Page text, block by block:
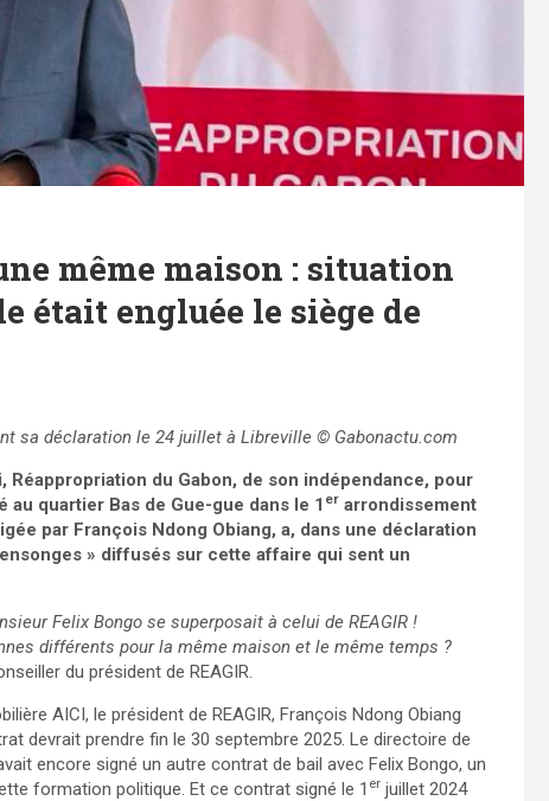
même maison : situation
était engluée le siège de
sa déclaration le 24 juillet à Libreville © Gabonactu.com
du Gabon, de son indépendance, pour
quartier Bas de Gue-gue dans le 1 er arrondissement
par François Ndong Obiang, a, dans une déclaration
» diffusés sur cette affaire qui sent un
Felix Bongo se superposait à celui de REAGIR !
différents pour la même maison et le même temps ?
du président de REAGIR.
AICI, le président de REAGIR, François Ndong Obiang
devrait prendre fin le 30 septembre 2025. Le directoire de
encore signé un autre contrat de bail avec Felix Bongo, un
formation politique. Et ce contrat signé le 1 er juillet 2024